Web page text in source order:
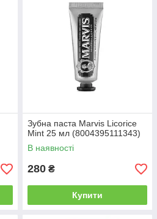
Зубна паста Marvis Licorice
Mint 25 мл (8004395111343)
В наявності
280 ₴
Купити